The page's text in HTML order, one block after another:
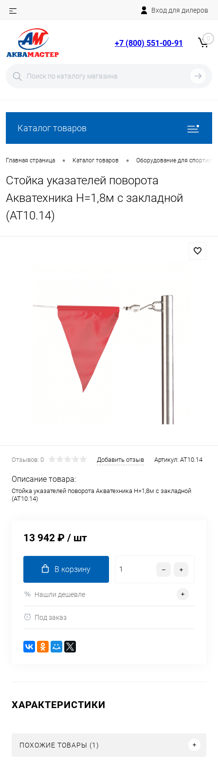
Вход для дилеров
+7 (800) 551-00-91 0
Каталог товаров
Главная страница • Каталог товаров • Оборудование для
Стойка указателей поворота
Акватехника H=1,8м с закладной
(AT10.14)
Отзывов: 0 Добавить отзыв Артикул: AT10.14
Описание товара:
Стойка указателей поворота Акватехника H=1,8м с закладной
(AT10.14)
13 942 ₽ / шт
В корзину
Нашли дешевле
Под заказ
ХАРАКТЕРИСТИКИ
ПОХОЖИЕ ТОВАРЫ (1)